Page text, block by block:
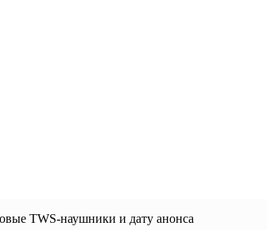
TWS-наушники и дату анонса